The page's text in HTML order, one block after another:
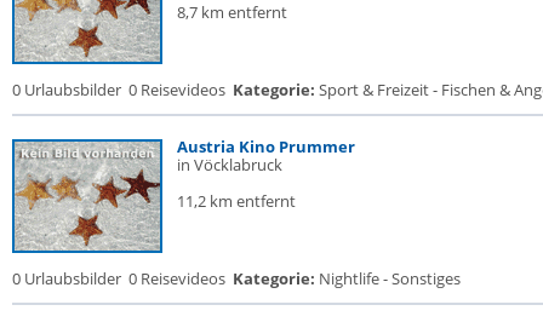
8,7 km entfernt
0 Urlaubsbilder 0 Reisevideos Kategorie: Sport & Freizeit - Fischen &
Austria Kino Prummer
in Vöcklabruck
11,2 km entfernt
0 Urlaubsbilder 0 Reisevideos Kategorie: Nightlife - Sonstiges